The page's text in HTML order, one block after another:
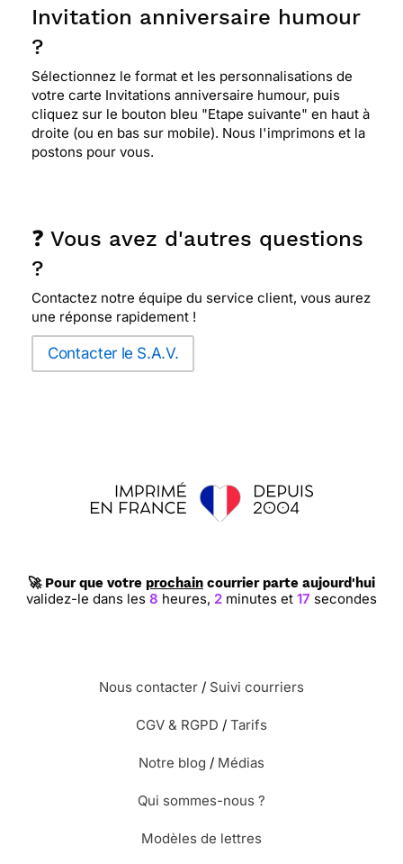
Invitation anniversaire humour
?
Sélectionnez le format et les personnalisations de
votre carte Invitations anniversaire humour, puis
cliquez sur le bouton bleu "Etape suivante" en haut à
droite (ou en bas sur mobile). Nous l'imprimons et la
postons pour vous.
❓ Vous avez d'autres questions
?
Contactez notre équipe du service client, vous aurez
une réponse rapidement !
Contacter le S.A.V.
🚀 Pour que votre prochain courrier parte aujourd'hui
validez-le dans les 8 heures, 2minutes et 16 secondes
Nous contacter / Suivi courriers
CGV & RGPD / Tarifs
Notre blog / Médias
Qui sommes-nous ?
Modèles de lettres